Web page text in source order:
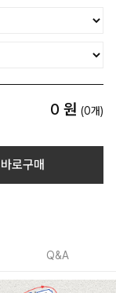
0 원 (0개)
바로구매
Q&A